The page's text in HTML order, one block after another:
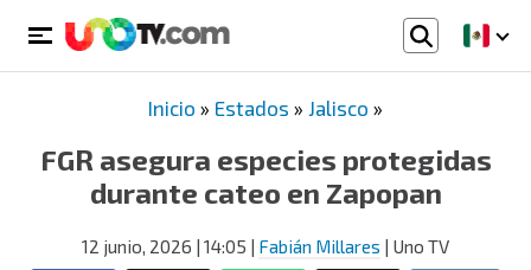
Inicio » Estados » Jalisco »
FGR asegura especies protegidas
durante cateo en Zapopan
12 junio, 2026 | 14:05 | Fabián Millares | Uno TV